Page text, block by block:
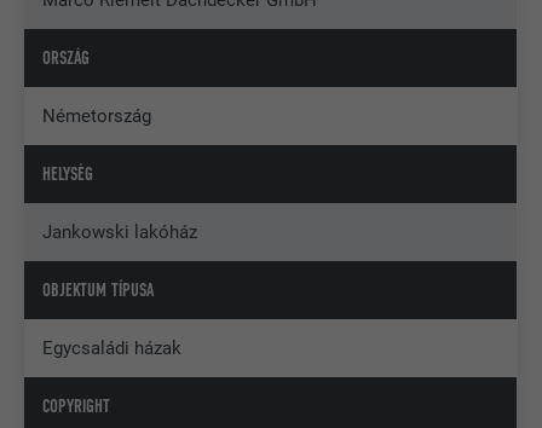
ORSZÁG
Németország
HELYSÉG
Jankowski lakóház
OBJEKTUM TÍPUSA
Egycsaládi házak
COPYRIGHT